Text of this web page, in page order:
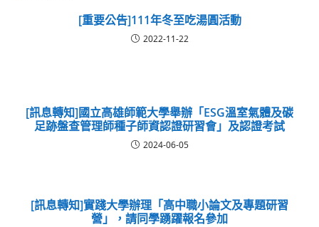
[重要公告]111年冬至吃湯圓活動
2022-11-22
[訊息轉知]國立高雄師範大學舉辦「ESG溫室氣體及碳
足跡盤查管理師種子師資認證研習會」及認證考試
2024-06-05
[訊息轉知]實踐大學辦理「高中職小論文及專題研習
營」，請同學踴躍報名參加